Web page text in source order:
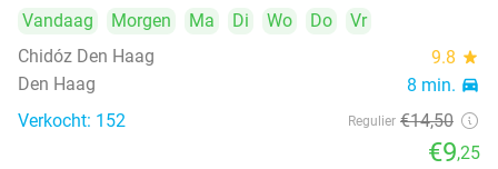
Vandaag Morgen Ma Di Wo Do
Vr
Chidóz Den Haag
9.8 star
Den Haag 8 min. directions_car
Verkocht: 152 Regulier €14,50
€9,25